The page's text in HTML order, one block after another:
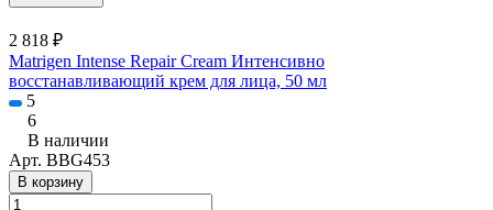
2 818 ₽
Matrigen Intense Repair Cream Интенсивно
восстанавливающий крем для лица, 50 мл
5
6
В наличии
Арт. BBG453
В корзину